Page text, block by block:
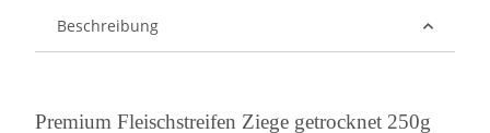
Beschreibung
Premium Fleischstreifen Ziege getrocknet 250g